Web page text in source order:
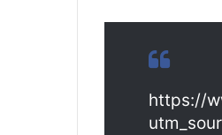
https://